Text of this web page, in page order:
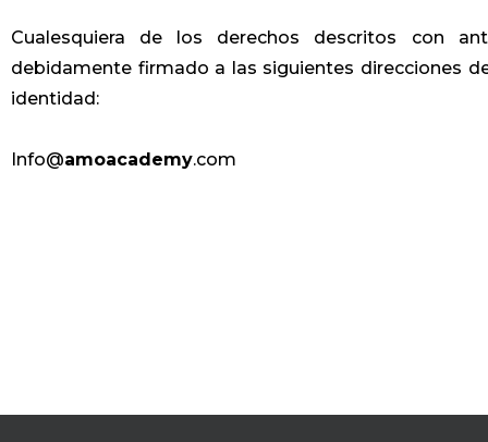
Cualesquiera de los derechos descritos con
debidamente firmado a las siguientes direcciones
identidad:
Info@amoacademy.com